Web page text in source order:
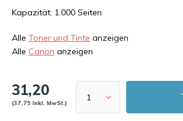
Kapazität: 1.000 Seiten
Alle Toner und Tinte anzeigen
Alle Canon anzeigen
31,20
(37,75 Inkl. MwSt.)